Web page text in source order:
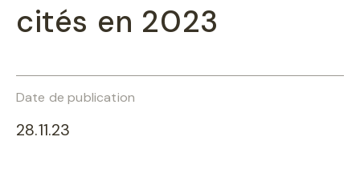
cités en 2023
Date de publication
28.11.23